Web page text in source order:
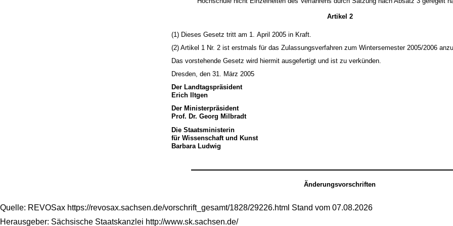
Artikel 2
(1) Dieses Gesetz tritt am 1. April 2005 in Kraft.
(2) Artikel 1 Nr. 2 ist erstmals für das Zulassungsverfahren zum Wintersemester 2005/2006
Das vorstehende Gesetz wird hiermit ausgefertigt und ist zu verkünden.
Dresden, den 31. März 2005
Der Landtagspräsident
Erich Iltgen
Der Ministerpräsident
Prof. Dr. Georg Milbradt
Die Staatsministerin
für Wissenschaft und Kunst
Barbara Ludwig
Änderungsvorschriften
Quelle: REVOSax https://revosax.sachsen.de/vorschrift_gesamt/1828/29226.html Stand vom 07.08.2026
Herausgeber: Sächsische Staatskanzlei http://www.sk.sachsen.de/